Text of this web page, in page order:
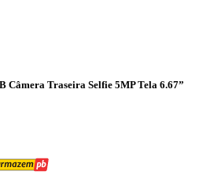
Câmera Traseira Selfie 5MP Tela 6.67”